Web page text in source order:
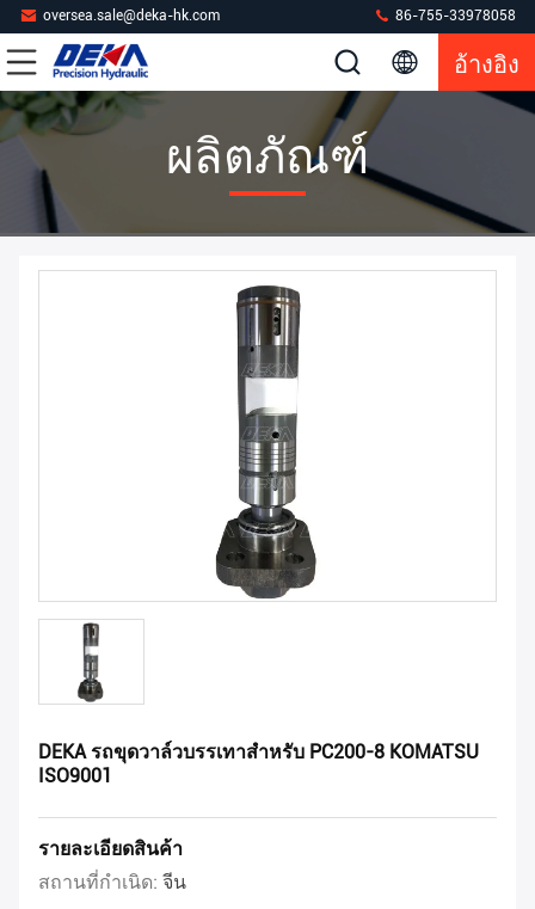
oversea.sale@deka-hk.com 86-755-33978058
อ้างอิง
ผลิตภัณฑ์
DEKA รถขุดวาล์วบรรเทาสำหรับ PC200-8 KOMATSU
ISO9001
รายละเอียดสินค้า
สถานที่กำเนิด: จีน